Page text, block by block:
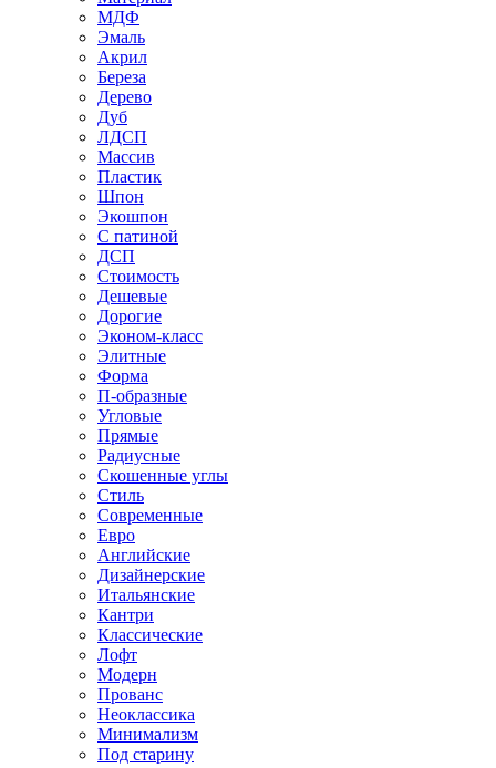
МДФ
Эмаль
Акрил
Береза
Дерево
Дуб
ЛДСП
Массив
Пластик
Шпон
Экошпон
С патиной
ДСП
Стоимость
Дешевые
Дорогие
Эконом-класс
Элитные
Форма
П-образные
Угловые
Прямые
Радиусные
Скошенные углы
Стиль
Современные
Евро
Английские
Дизайнерские
Итальянские
Кантри
Классические
Лофт
Модерн
Прованс
Неоклассика
Минимализм
Под старину